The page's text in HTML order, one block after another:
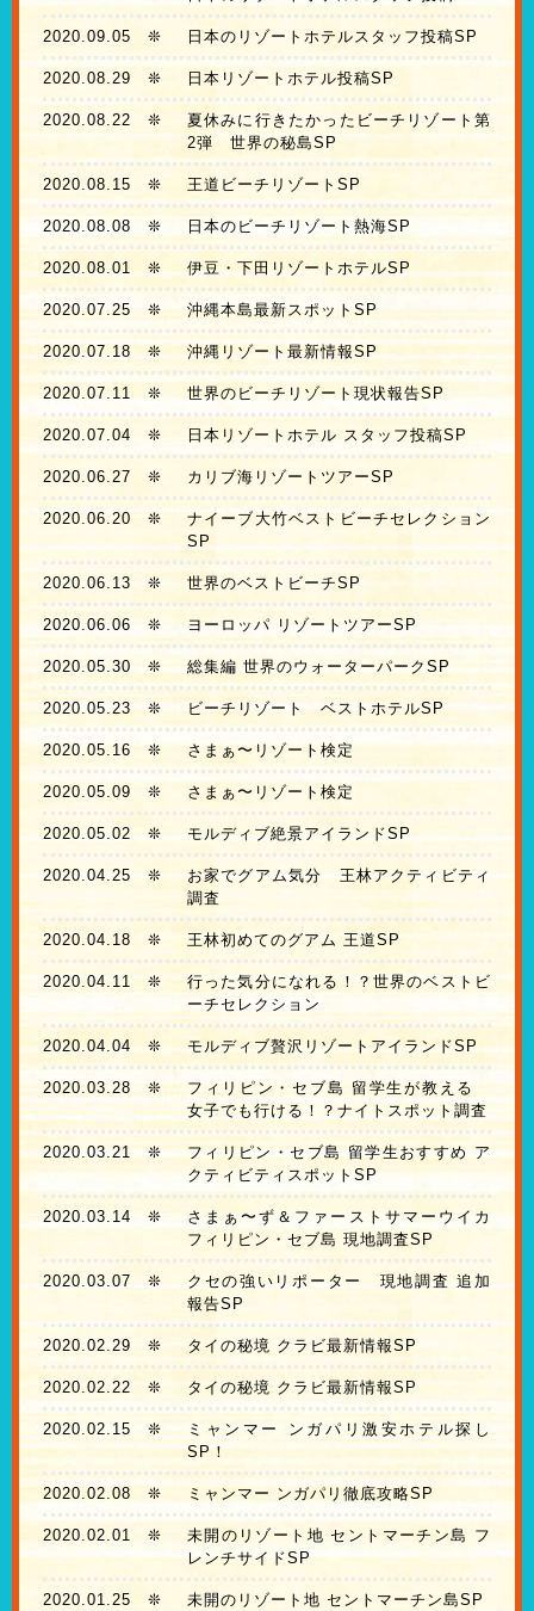
2020.09.05 ❊ 日本のリゾートホテルスタッフ投稿SP
2020.08.29 ❊ 日本リゾートホテル投稿SP
2020.08.22 ❊
夏休みに行きたかったビーチリゾート第
2弾 世界の秘島SP
2020.08.15 ❊ 王道ビーチリゾートSP
2020.08.08 ❊ 日本のビーチリゾート熱海SP
2020.08.01 ❊ 伊豆・下田リゾートホテルSP
2020.07.25❊ 沖縄本島最新スポットSP
2020.07.18❊ 沖縄リゾート最新情報SP
2020.07.11 ❊ 世界のビーチリゾート現状報告SP
2020.07.04 ❊ 日本リゾートホテル スタッフ投稿SP
2020.06.27 ❊ カリブ海リゾートツアーSP
2020.06.20 ❊
ナイーブ大竹ベストビーチセレクション
SP
2020.06.13 ❊ 世界のベストビーチSP
2020.06.06 ❊ ヨーロッパ リゾートツアーSP
2020.05.30 ❊ 総集編 世界のウォーターパークSP
2020.05.23❊ ビーチリゾート ベストホテルSP
2020.05.16 ❊ さまぁ〜リゾート検定
2020.05.09 ❊ さまぁ〜リゾート検定
2020.05.02❊ モルディブ絶景アイランドSP
2020.04.25 ❊
お家でグアム気分 王林アクティビティ
調査
2020.04.18❊ 王林初めてのグアム 王道SP
2020.04.11❊
行った気分になれる！？世界のベストビ
ーチセレクション
2020.04.04 ❊ モルディブ贅沢リゾートアイランドSP
2020.03.28❊
フィリピン・セブ島 留学生が教える
女子でも行ける！？ナイトスポット調査
2020.03.21 ❊
フィリピン・セブ島 留学生おすすめ ア
クティビティスポットSP
2020.03.14 ❊
さまぁ〜ず＆ファーストサマーウイカ
フィリピン・セブ島 現地調査SP
2020.03.07 ❊
クセの強いリポーター 現地調査 追加
報告SP
2020.02.29 ❊ タイの秘境 クラビ最新情報SP
2020.02.22 ❊ タイの秘境 クラビ最新情報SP
2020.02.15 ❊
ミャンマー ンガパリ激安ホテル探し
SP！
2020.02.08 ❊ ミャンマー ンガパリ徹底攻略SP
2020.02.01 ❊
未開のリゾート地 セントマーチン島 フ
レンチサイドSP
2020.01.25 ❊ 未開のリゾート地 セントマーチン島SP